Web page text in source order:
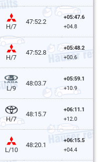
H/7
47:52.2
+05:47.6
+04.8
H/7
47:52.8
+05:48.2
+00.6
L/9
48:03.7
+05:59.1
+10.9
H/7
48:15.7
+06:11.1
+12.0
L/10
48:20.1
+06:15.5
+04.4